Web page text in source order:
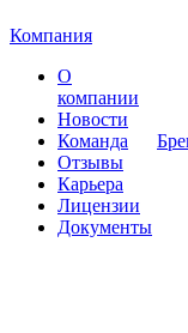
Компания
О
компании
Новости
Команда
Отзывы
Карьера
Лицензии
Документы